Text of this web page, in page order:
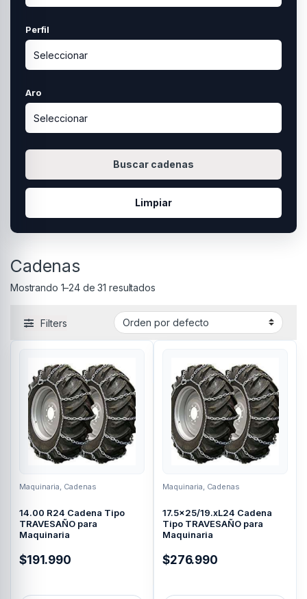
Perfil
Aro
Buscar cadenas
Limpiar
Cadenas
Mostrando 1–24 de 31 resultados
Filters
Maquinaria, Cadenas
14.00 R24 Cadena Tipo
TRAVESAÑO para
Maquinaria
$191.990
Maquinaria, Cadenas
17.5×25/19.xL24 Cadena
Tipo TRAVESAÑO para
Maquinaria
$276.990